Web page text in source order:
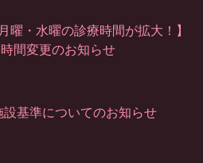
曜・水曜の診療時間が拡大！】
間変更のお知らせ
基準についてのお知らせ